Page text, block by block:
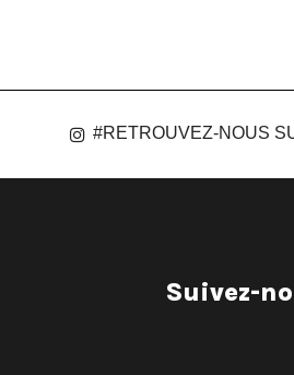
#RETROUVEZ-NOUS
Suivez-